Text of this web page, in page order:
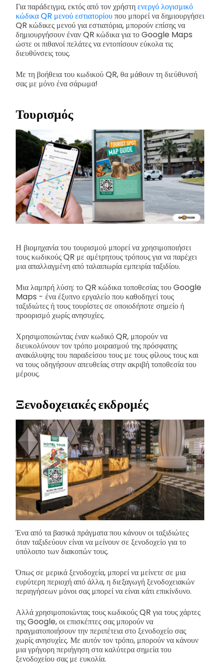
Για παράδειγμα, εκτός από τον χρήστηενεργό λογισμικό
κώδικα QR μενού εστιατορίουπου μπορεί να δημιουργήσει
QR κώδικες μενού για εστιατόρια, μπορούν επίσης να
δημιουργήσουν έναν QR κώδικα για το Google Maps
ώστε οι πιθανοί πελάτες να εντοπίσουν εύκολα τις
διευθύνσεις τους.
Με τη βοήθεια του κωδικού QR, θα μάθουν τη διεύθυνσή
σας με μόνο ένα σάρωμα!
Τουρισμός
Η βιομηχανία του τουρισμού μπορεί να χρησιμοποιήσει
τους κωδικούς QR με αμέτρητους τρόπους για να παρέχει
μια απαλλαγμένη από ταλαιπωρία εμπειρία ταξιδίου.
Μια λαμπρή λύση: το QR κώδικα τοποθεσίας του Google
Maps - ένα έξυπνο εργαλείο που καθοδηγεί τους
ταξιδιώτες ή τους τουρίστες σε οποιοδήποτε σημείο ή
προορισμό χωρίς ανησυχίες.
Χρησιμοποιώντας έναν κωδικό QR, μπορούν να
διευκολύνουν τον τρόπο μοιρασμού της πρόσφατης
ανακάλυψης του παραδείσου τους με τους φίλους τους και
να τους οδηγήσουν απευθείας στην ακριβή τοποθεσία του
μέρους.
Ξενοδοχειακές εκδρομές
Ένα από τα βασικά πράγματα που κάνουν οι ταξιδιώτες
όταν ταξιδεύουν είναι να μείνουν σε ξενοδοχείο για το
υπόλοιπο των διακοπών τους.
Όπως σε μερικά ξενοδοχεία, μπορεί να μείνετε σε μια
ευρύτερη περιοχή από άλλα, η διεξαγωγή ξενοδοχειακών
περιηγήσεων μόνοι σας μπορεί να είναι κάτι επικίνδυνο.
Αλλά χρησιμοποιώντας τους κωδικούς QR για τους χάρτες
της Google, οι επισκέπτες σας μπορούν να
πραγματοποιήσουν την περιπέτεια στο ξενοδοχείο σας
χωρίς ανησυχίες. Με αυτόν τον τρόπο, μπορούν να κάνουν
μια γρήγορη περιήγηση στα καλύτερα σημεία του
ξενοδοχείου σας με ευκολία.